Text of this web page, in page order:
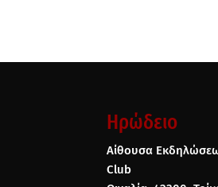
Ηρώδειο
Αίθουσα
Club